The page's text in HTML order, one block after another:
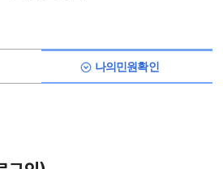
나의민원확인